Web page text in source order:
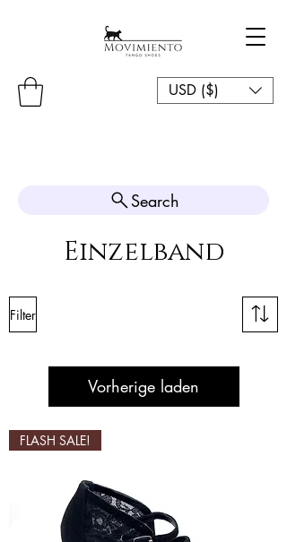
USD ($)
Search
Einzelband
Filter
Vorherige laden
FLASH SALE!